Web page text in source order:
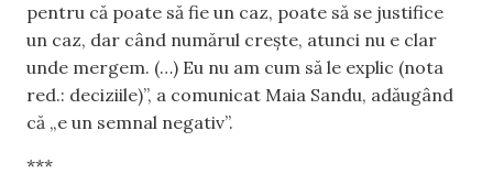
pentru că poate să fie un caz, poate să se justifice
un caz, dar când numărul crește, atunci nu e clar
unde mergem. (…) Eu nu am cum să le explic (nota
red.: deciziile)”, a comunicat Maia Sandu, adăugând
că „e un semnal negativ”.
***